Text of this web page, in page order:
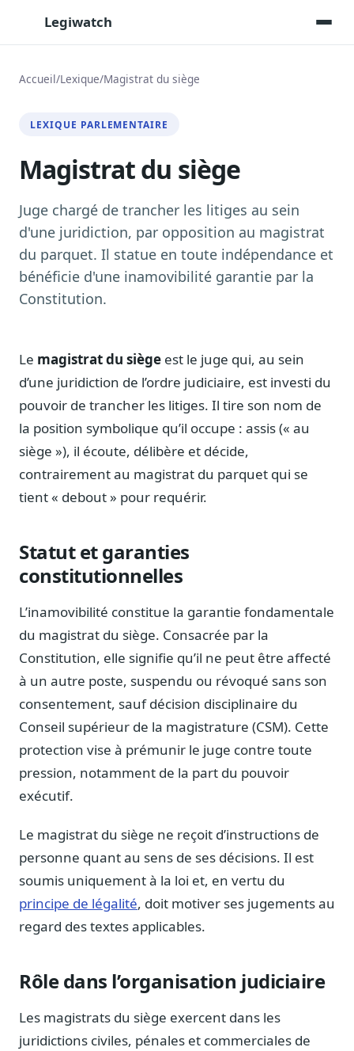
Legiwatch
Posez vos questions, réponses sourcées
Transcriptions IA
Toutes les séances AN/Sénat transcrites
Synthèses IA
Résumés automatiques des dossiers longs
Veille des matinales radio
9 interviews politiques, analysées avant 10 h
Alertes personnalisées
Notes, briefings, tableaux de bord
Fiches parlementaires
Parcours, mandats, prises de position
Registre HATVP
Cartographier l'influence sur un dossier
Cabinets, DRI, consultants en lobbying
Affaires réglementaires
Fédérations & plaidoyer
Parlementaires
Préparez vos interventions et amendements
Journalistes
Veille en temps réel, embeds pour vos contenus
Chercheurs
Données exhaustives pour vos travaux académiques
11 secteurs : énergie, santé, finance, numérique…
Cas d'usage concrets
Six cas pour gagner du temps
Conseil (Advisory)
Consultants seniors, plateforme Legiwatch incluse
Guides pratiques
17 guides sur le Parlement, la procédure, le plaidoyer
Accueil/Lexique/Magistrat du siège
LEXIQUE PARLEMENTAIRE
Magistrat du siège
Juge chargé de trancher les litiges au sein
d'une juridiction, par opposition au magistrat
du parquet. Il statue en toute indépendance et
bénéficie d'une inamovibilité garantie par la
Constitution.
Le magistrat du siège est le juge qui, au sein
d’une juridiction de l’ordre judiciaire, est investi du
pouvoir de trancher les litiges. Il tire son nom de
la position symbolique qu’il occupe : assis (« au
siège »), il écoute, délibère et décide,
contrairement au magistrat du parquet qui se
tient « debout » pour requérir.
Statut et garanties
constitutionnelles
L’inamovibilité constitue la garantie fondamentale
du magistrat du siège. Consacrée par la
Constitution, elle signifie qu’il ne peut être affecté
à un autre poste, suspendu ou révoqué sans son
consentement, sauf décision disciplinaire du
Conseil supérieur de la magistrature (CSM). Cette
protection vise à prémunir le juge contre toute
pression, notamment de la part du pouvoir
exécutif.
Le magistrat du siège ne reçoit d’instructions de
personne quant au sens de ses décisions. Il est
soumis uniquement à la loi et, en vertu du
principe de légalité, doit motiver ses jugements au
regard des textes applicables.
Rôle dans l’organisation judiciaire
Les magistrats du siège exercent dans les
juridictions civiles, pénales et commerciales de